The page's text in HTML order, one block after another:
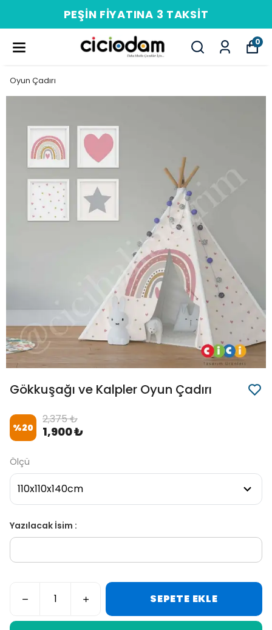
PEŞIN FIYATINA 3 TAKSIT
0
Oyun Çadırı
Gökkuşağı ve Kalpler Oyun Çadırı
%20
2,375 ₺
1,900 ₺
Ölçü
Yazılacak İsim :
SEPETE EKLE